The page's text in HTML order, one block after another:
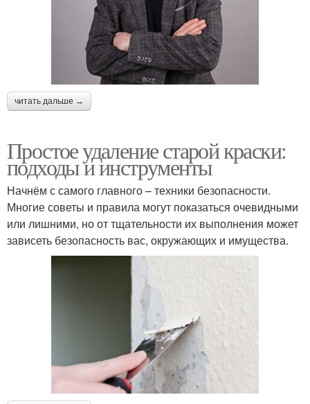
читать дальше →
Простое удаление старой краски:
подходы и инструменты
Начнём с самого главного – техники безопасности.
Многие советы и правила могут показаться очевидными
или лишними, но от тщательности их выполнения может
зависеть безопасность вас, окружающих и имущества.